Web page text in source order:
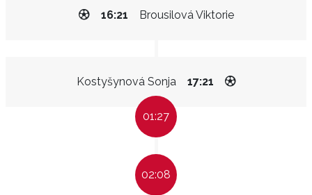
Brousilová Viktorie
16:21
Kostyšynová Sonja 17:21
01:27
02:08